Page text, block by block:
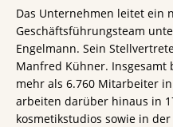
Das Unternehmen leitet ein
Geschäftsführungsteam
Engelmann. Sein
Manfred Kühner. Insgesamt
mehr als 6.760 Mitarbeiter
arbeiten darüber hinaus in
kosmetikstudios sowie in